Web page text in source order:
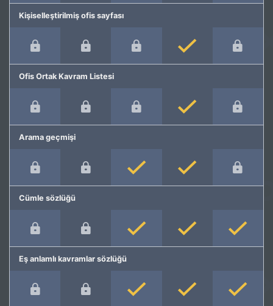
Kişiselleştirilmiş ofis sayfası
Ofis Ortak Kavram Listesi
Arama geçmişi
Cümle sözlüğü
Eş anlamlı kavramlar sözlüğü